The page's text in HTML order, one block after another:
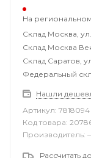
На
Склад Москва,
Склад Москва
Склад Саратов,
Федеральный
Нашли
Артикул: 7818094
Код товара:
Производитель:
Рассчитать